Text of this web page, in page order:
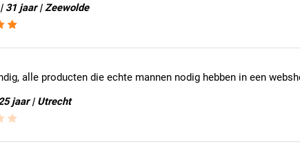
31 jaar | Zeewolde
alle producten die echte mannen nodig hebben in een
jaar | Utrecht